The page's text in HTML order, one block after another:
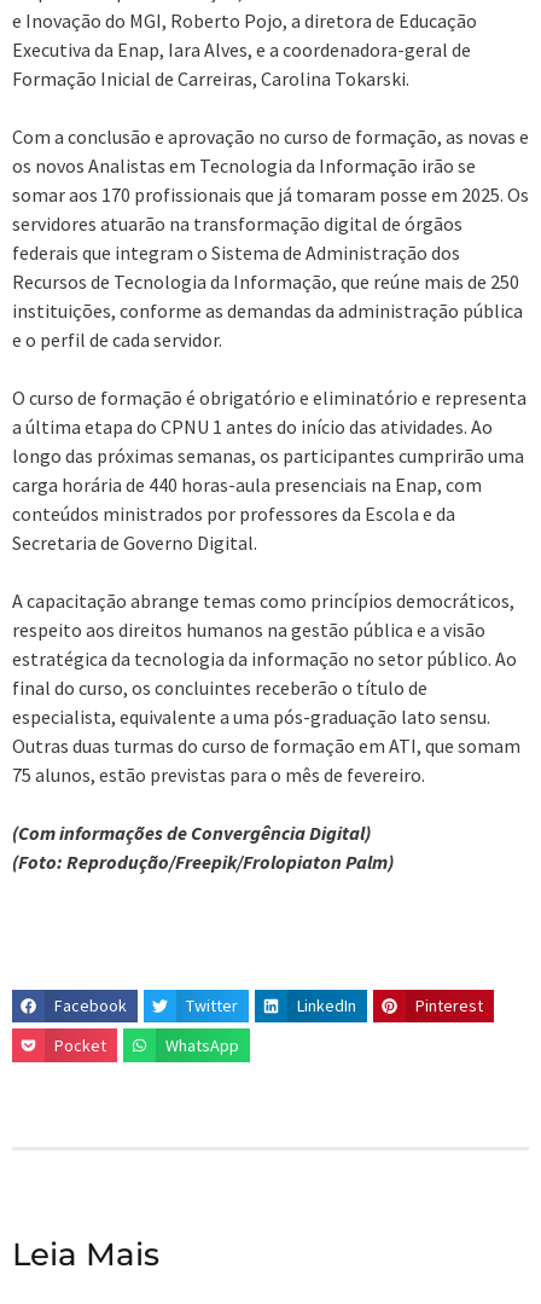
e Inovação do MGI, Roberto Pojo, a diretora de Educação
Executiva da Enap, Iara Alves, e a coordenadora-geral de
Formação Inicial de Carreiras, Carolina Tokarski.
Com a conclusão e aprovação no curso de formação, as novas e
os novos Analistas em Tecnologia da Informação irão se
somar aos 170 profissionais que já tomaram posse em 2025. Os
servidores atuarão na transformação digital de órgãos
federais que integram o Sistema de Administração dos
Recursos de Tecnologia da Informação, que reúne mais de 250
instituições, conforme as demandas da administração pública
e o perfil de cada servidor.
O curso de formação é obrigatório e eliminatório e representa
a última etapa do CPNU 1 antes do início das atividades. Ao
longo das próximas semanas, os participantes cumprirão uma
carga horária de 440 horas-aula presenciais na Enap, com
conteúdos ministrados por professores da Escola e da
Secretaria de Governo Digital.
A capacitação abrange temas como princípios democráticos,
respeito aos direitos humanos na gestão pública e a visão
estratégica da tecnologia da informação no setor público. Ao
final do curso, os concluintes receberão o título de
especialista, equivalente a uma pós-graduação lato sensu.
Outras duas turmas do curso de formação em ATI, que somam
75 alunos, estão previstas para o mês de fevereiro.
(Com informações de Convergência Digital)
(Foto: Reprodução/Freepik/Frolopiaton Palm)
Facebook Twitter LinkedIn
Pinterest
Pocket
WhatsApp
Leia Mais